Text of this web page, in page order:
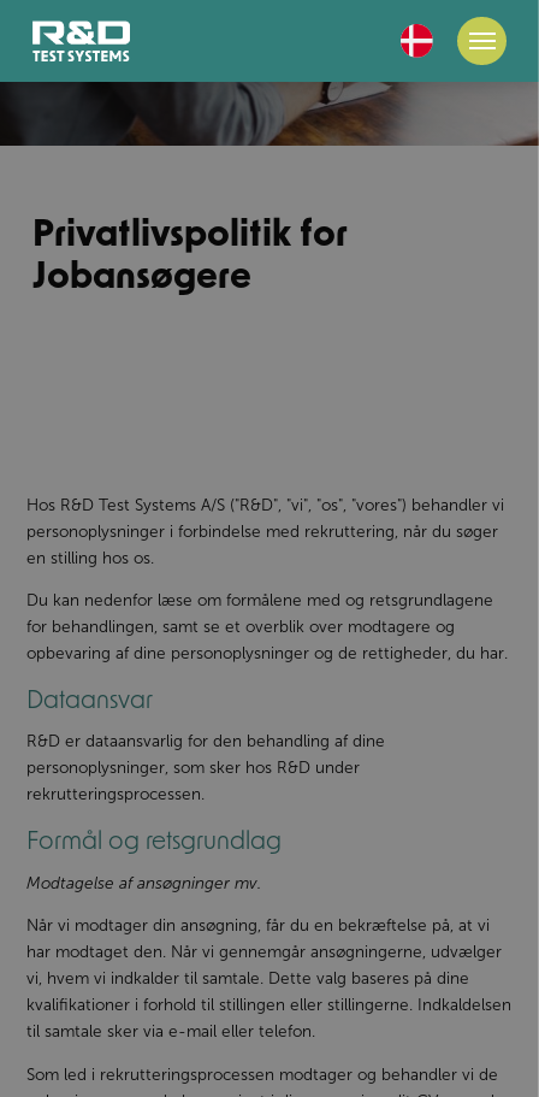
Privatlivspolitik for
Jobansøgere
Hos R&D Test Systems A/S ("R&D", "vi", "os", "vores") behandler vi
personoplysninger i forbindelse med rekruttering, når du søger
en stilling hos os.
Du kan nedenfor læse om formålene med og retsgrundlagene
for behandlingen, samt se et overblik over modtagere og
opbevaring af dine personoplysninger og de rettigheder, du har.
Dataansvar
R&D er dataansvarlig for den behandling af dine
personoplysninger, som sker hos R&D under
rekrutteringsprocessen.
Formål og retsgrundlag
Modtagelse af ansøgninger mv.
Når vi modtager din ansøgning, får du en bekræftelse på, at vi
har modtaget den. Når vi gennemgår ansøgningerne, udvælger
vi, hvem vi indkalder til samtale. Dette valg baseres på dine
kvalifikationer i forhold til stillingen eller stillingerne. Indkaldelsen
til samtale sker via e-mail eller telefon.
Som led i rekrutteringsprocessen modtager og behandler vi de